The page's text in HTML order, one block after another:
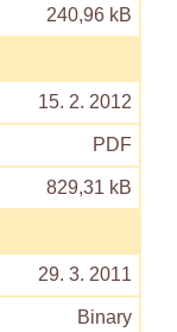
240,96 kB
15. 2. 2012
PDF
829,31 kB
29. 3. 2011
Binary